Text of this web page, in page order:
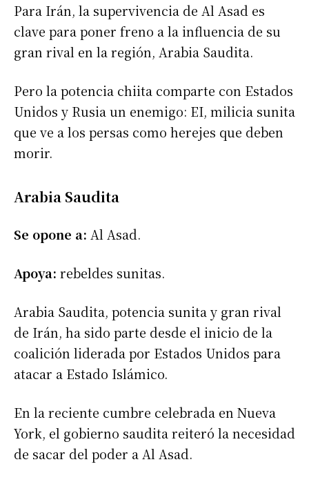
Para Irán, la supervivencia de Al Asad es
clave para poner freno a la influencia de su
gran rival en la región, Arabia Saudita.
Pero la potencia chiita comparte con Estados
Unidos y Rusia un enemigo: EI, milicia sunita
que ve a los persas como herejes que deben
morir.
Arabia Saudita
Se opone a: Al Asad.
Apoya: rebeldes sunitas.
Arabia Saudita, potencia sunita y gran rival
de Irán, ha sido parte desde el inicio de la
coalición liderada por Estados Unidos para
atacar a Estado Islámico.
En la reciente cumbre celebrada en Nueva
York, el gobierno saudita reiteró la necesidad
de sacar del poder a Al Asad.